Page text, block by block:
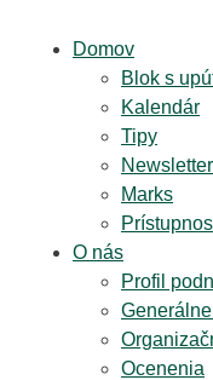
Domov
Blok s
Kalendár
Tipy
Newsletter
Marks
O nás
Profil
Ocenenia